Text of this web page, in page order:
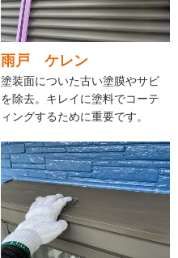
雨戸 ケレン
塗装面についた古い塗膜やサビ
を除去。キレイに塗料でコーテ
ィングするために重要です。